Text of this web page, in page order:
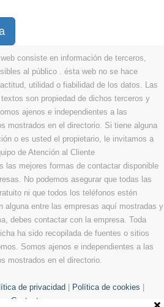
consiste en información de terceros,
al público . ésta web no se hace
utilidad o fiabilidad de los datos. Las
son propiedad de dichos terceros y
ajenos e independientes a las
mostrados en el directorio. Si tiene alguna
o es usted el propietario, le invitamos a
de Atención al Cliente
las mejores formas de contactar disponible
No podemos asegurar que todas las
ni que todos los teléfonos estén
alguna entre las empresas aquí mostradas y
debes contactar con la empresa. Toda
ha sido recopilada de fuentes o sitios
Somos ajenos e independientes a las
mostrados en el directorio.
de privacidad Política de cookies
Contacto